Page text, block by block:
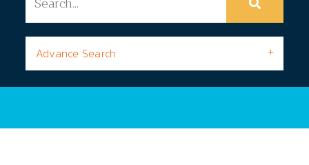
Advance Search